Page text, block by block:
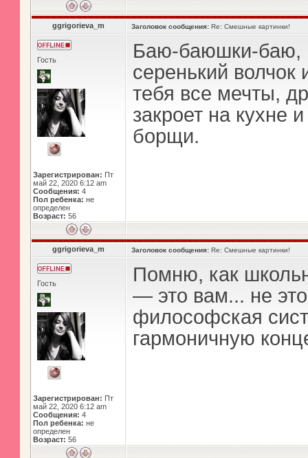
ggrigorieva_m Заголовок сообщения: Re: Смешные картинки!
Гость
Зарегистрирован: Пт
май 22, 2020 6:12 am
Сообщения: 4
Пол ребенка: не
определен
Возраст: 56
Баю-баюшки-баю,
серенький волчок
тебя все мечты,
закроет на кухне
борщи.
ggrigorieva_m Заголовок сообщения: Re: Смешные картинки!
Гость
Зарегистрирован: Пт
май 22, 2020 6:12 am
Сообщения: 4
Пол ребенка: не
определен
Возраст: 56
Помню, как
— это вам... не
философская
гармоничную